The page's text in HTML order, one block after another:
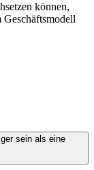
können,
Geschäftsmodell
sein als eine